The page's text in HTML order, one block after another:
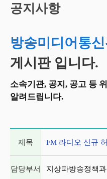
시
작
공지사항
방송미디어통신
게시판 입니다.
소속기관, 공지, 공고 등
알려드립니다.
제목 FM 라디오 신규
담당부서 지상파방송정책과